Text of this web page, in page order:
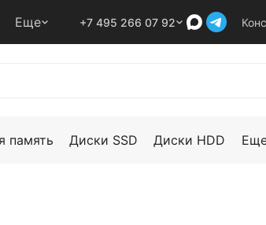
Еще +7 495 266 07 92
память Диски SSD Диски HDD